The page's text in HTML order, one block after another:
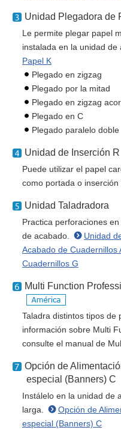
Unidad Plegadora de
Le permite plegar papel
instalada en la unidad de
Papel K
Plegado en zigzag
Plegado por la mitad
Plegado en zigzag
Plegado en C
Plegado paralelo doble
Unidad de Inserción R
Puede utilizar el papel
como portada o inserción
Unidad Taladradora
Practica perforaciones
de acabado.
Unidad
Acabado de Cuadernillos
Cuadernillos G
Multi Function
Taladra distintos tipos de
información sobre Multi
consulte el manual de
Opción de
especial (Banners) C
Instálelo en la unidad de
larga.
Opción de
especial (Banners) C